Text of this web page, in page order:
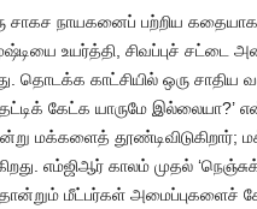
சாகச நாயகனைப் பற்றிய கதையாக
உயர்த்தி, சிவப்புச் சட்டை
தொடக்க காட்சியில் ஒரு
கேட்க யாருமே இல்லையா?’
மக்களைத் தூண்டிவிடுகிறார்;
எம்ஜிஆர் காலம் முதல்
மீட்பர்கள் அமைப்புகளைச்